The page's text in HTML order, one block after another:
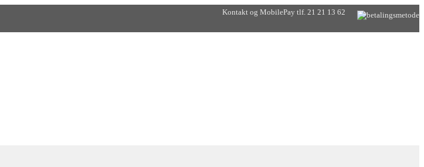
Kontakt og MobilePay tlf. 21 21 13 62